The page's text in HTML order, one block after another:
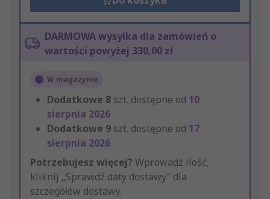
DARMOWA wysyłka dla zamówień o
wartości powyżej 330,00 zł
W magazynie
Dodatkowe 8 szt. dostępne od 10
sierpnia 2026
Dodatkowe 9 szt. dostępne od 17
sierpnia 2026
Potrzebujesz więcej? Wprowadź ilość,
kliknij „Sprawdź daty dostawy” dla
szczegółów dostawy.